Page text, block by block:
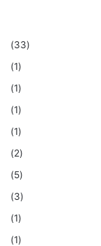
(33)
(1)
(1)
(1)
(1)
(2)
(5)
(3)
(1)
(1)